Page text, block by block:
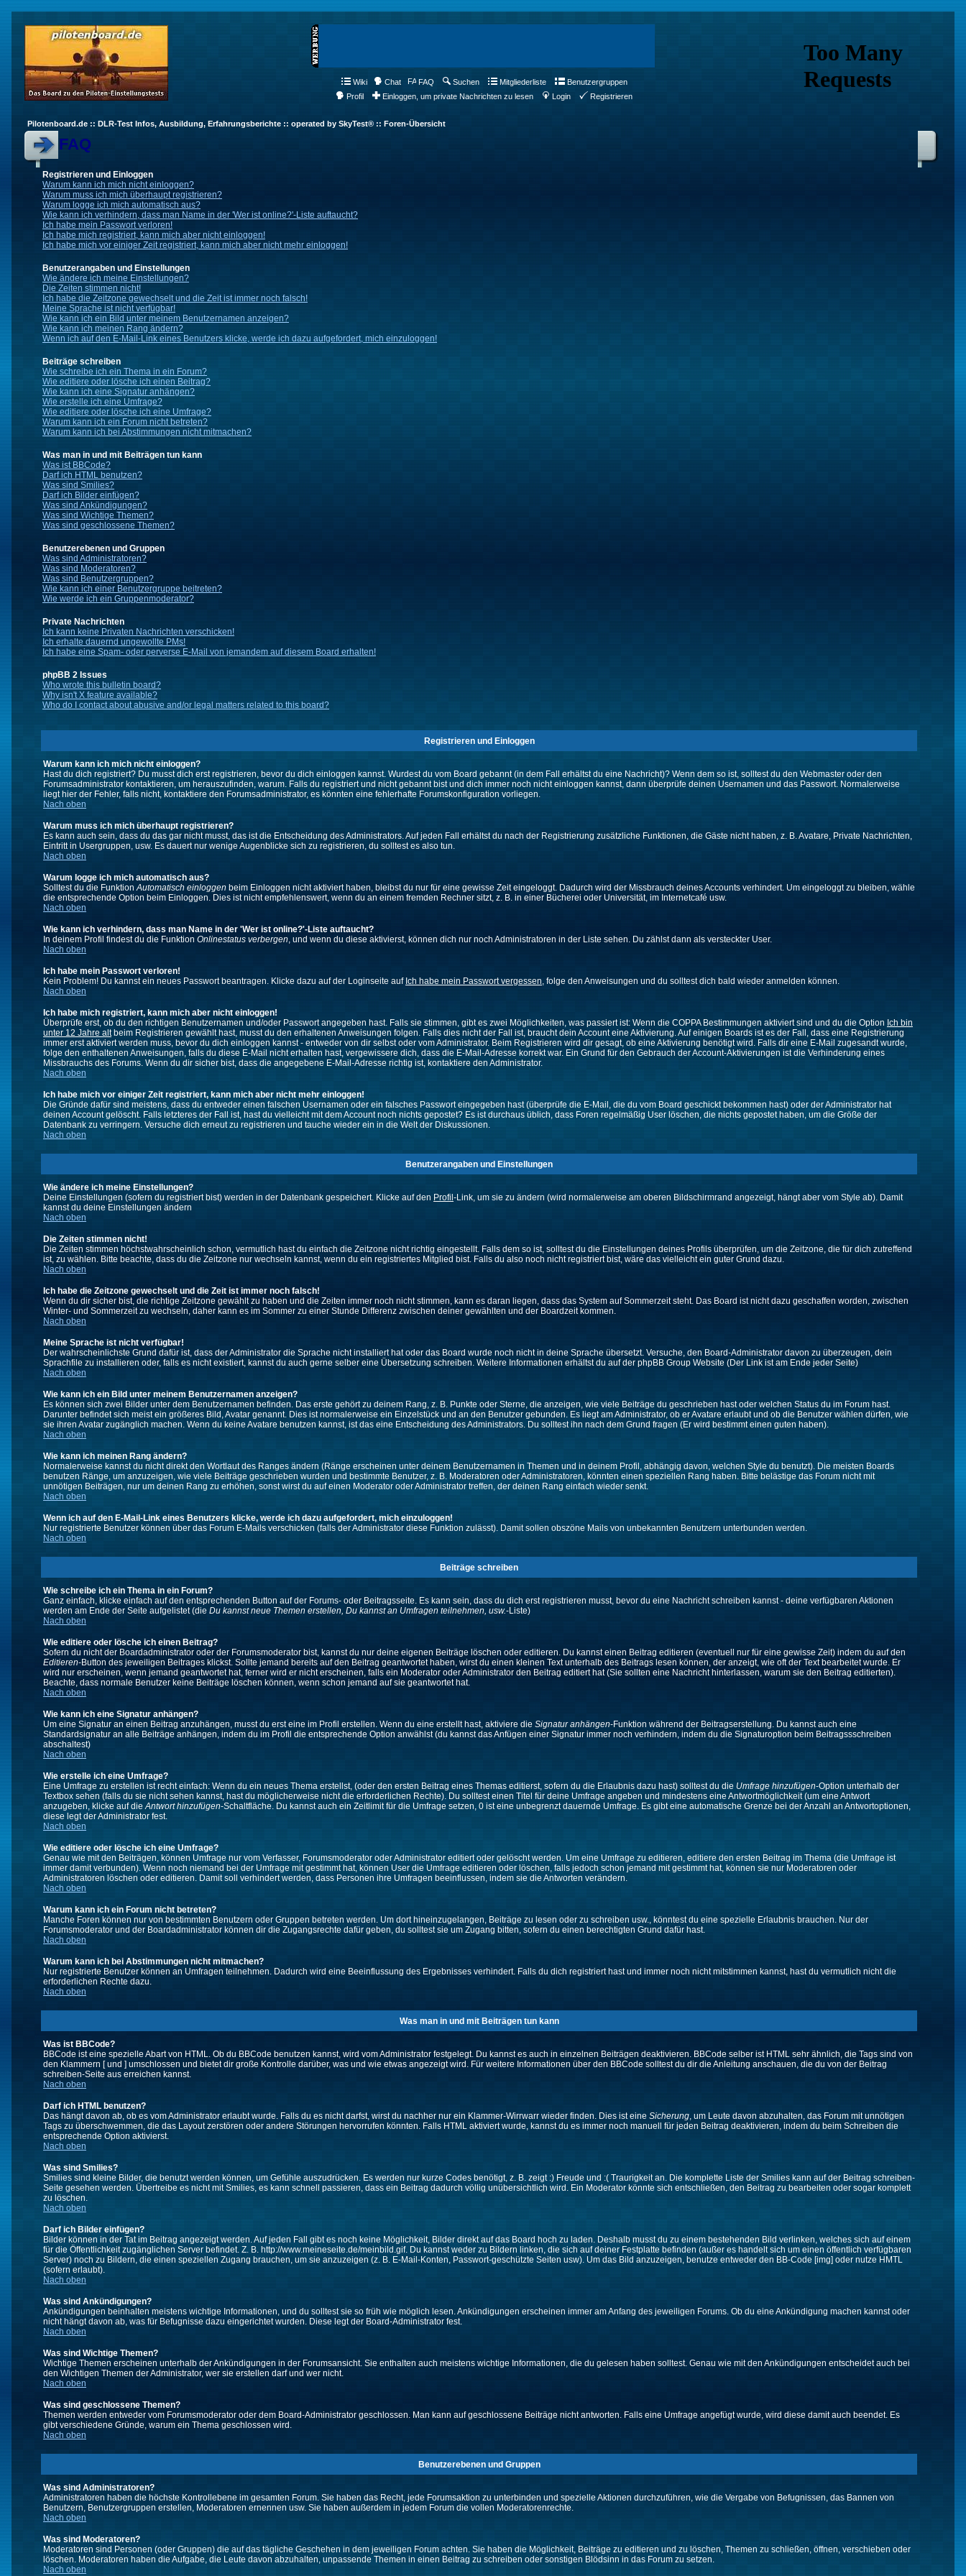
Wiki Chat FAQ Suchen Mitgliederliste
Benutzergruppen
Profil
Einloggen, um private Nachrichten zu lesen Login Registrieren
Pilotenboard.de :: DLR-Test Infos, Ausbildung, Erfahrungsberichte :: operated by SkyTest® :: Foren-Übersicht
FAQ
Registrieren und Einloggen
Warum kann ich mich nicht einloggen?
Warum muss ich mich überhaupt registrieren?
Warum logge ich mich automatisch aus?
Wie kann ich verhindern, dass man Name in der 'Wer ist online?'-Liste auftaucht?
Ich habe mein Passwort verloren!
Ich habe mich registriert, kann mich aber nicht einloggen!
Ich habe mich vor einiger Zeit registriert, kann mich aber nicht mehr einloggen!
Benutzerangaben und Einstellungen
Wie ändere ich meine Einstellungen?
Die Zeiten stimmen nicht!
Ich habe die Zeitzone gewechselt und die Zeit ist immer noch falsch!
Meine Sprache ist nicht verfügbar!
Wie kann ich ein Bild unter meinem Benutzernamen anzeigen?
Wie kann ich meinen Rang ändern?
Wenn ich auf den E-Mail-Link eines Benutzers klicke, werde ich dazu aufgefordert, mich einzuloggen!
Beiträge schreiben
Wie schreibe ich ein Thema in ein Forum?
Wie editiere oder lösche ich einen Beitrag?
Wie kann ich eine Signatur anhängen?
Wie erstelle ich eine Umfrage?
Wie editiere oder lösche ich eine Umfrage?
Warum kann ich ein Forum nicht betreten?
Warum kann ich bei Abstimmungen nicht mitmachen?
Was man in und mit Beiträgen tun kann
Was ist BBCode?
Darf ich HTML benutzen?
Was sind Smilies?
Darf ich Bilder einfügen?
Was sind Ankündigungen?
Was sind Wichtige Themen?
Was sind geschlossene Themen?
Benutzerebenen und Gruppen
Was sind Administratoren?
Was sind Moderatoren?
Was sind Benutzergruppen?
Wie kann ich einer Benutzergruppe beitreten?
Wie werde ich ein Gruppenmoderator?
Private Nachrichten
Ich kann keine Privaten Nachrichten verschicken!
Ich erhalte dauernd ungewollte PMs!
Ich habe eine Spam- oder perverse E-Mail von jemandem auf diesem Board erhalten!
phpBB 2 Issues
Who wrote this bulletin board?
Why isn't X feature available?
Who do I contact about abusive and/or legal matters related to this board?
Registrieren und Einloggen
Warum kann ich mich nicht einloggen?
Hast du dich registriert? Du musst dich erst registrieren, bevor du dich einloggen kannst. Wurdest du vom Board gebannt (in dem Fall erhältst du eine Nachricht)? Wenn dem so ist, solltest du den Webmaster oder den
Forumsadministrator kontaktieren, um herauszufinden, warum. Falls du registriert und nicht gebannt bist und dich immer noch nicht einloggen kannst, dann überprüfe deinen Usernamen und das Passwort. Normalerweise
liegt hier der Fehler, falls nicht, kontaktiere den Forumsadministrator, es könnten eine fehlerhafte Forumskonfiguration vorliegen.
Nach oben
Warum muss ich mich überhaupt registrieren?
Es kann auch sein, dass du das gar nicht musst, das ist die Entscheidung des Administrators. Auf jeden Fall erhältst du nach der Registrierung zusätzliche Funktionen, die Gäste nicht haben, z. B. Avatare, Private Nachrichten,
Eintritt in Usergruppen, usw. Es dauert nur wenige Augenblicke sich zu registrieren, du solltest es also tun.
Nach oben
Warum logge ich mich automatisch aus?
Solltest du die FunktionAutomatisch einloggen beim Einloggen nicht aktiviert haben, bleibst du nur für eine gewisse Zeit eingeloggt. Dadurch wird der Missbrauch deines Accounts verhindert. Um eingeloggt zu bleiben, wähle
die entsprechende Option beim Einloggen. Dies ist nicht empfehlenswert, wenn du an einem fremden Rechner sitzt, z. B. in einer Bücherei oder Universität, im Internetcafé usw.
Nach oben
Wie kann ich verhindern, dass man Name in der 'Wer ist online?'-Liste auftaucht?
In deinem Profil findest du die Funktion Onlinestatus verbergen, und wenn du diese aktivierst, können dich nur noch Administratoren in der Liste sehen. Du zählst dann als versteckter User.
Nach oben
Ich habe mein Passwort verloren!
Kein Problem! Du kannst ein neues Passwort beantragen. Klicke dazu auf der Loginseite auf Ich habe mein Passwort vergessen, folge den Anweisungen und du solltest dich bald wieder anmelden können.
Nach oben
Ich habe mich registriert, kann mich aber nicht einloggen!
Überprüfe erst, ob du den richtigen Benutzernamen und/oder Passwort angegeben hast. Falls sie stimmen, gibt es zwei Möglichkeiten, was passiert ist: Wenn die COPPA Bestimmungen aktiviert sind und du die Option Ich bin
unter 12 Jahre altbeim Registrieren gewählt hast, musst du den erhaltenen Anweisungen folgen. Falls dies nicht der Fall ist, braucht dein Account eine Aktivierung. Auf einigen Boards ist es der Fall, dass eine Registrierung
immer erst aktiviert werden muss, bevor du dich einloggen kannst - entweder von dir selbst oder vom Administrator. Beim Registrieren wird dir gesagt, ob eine Aktivierung benötigt wird. Falls dir eine E-Mail zugesandt wurde,
folge den enthaltenen Anweisungen, falls du diese E-Mail nicht erhalten hast, vergewissere dich, dass die E-Mail-Adresse korrekt war. Ein Grund für den Gebrauch der Account-Aktivierungen ist die Verhinderung eines
Missbrauchs des Forums. Wenn du dir sicher bist, dass die angegebene E-Mail-Adresse richtig ist, kontaktiere den Administrator.
Nach oben
Ich habe mich vor einiger Zeit registriert, kann mich aber nicht mehr einloggen!
Die Gründe dafür sind meistens, dass du entweder einen falschen Usernamen oder ein falsches Passwort eingegeben hast (überprüfe die E-Mail, die du vom Board geschickt bekommen hast) oder der Administrator hat
deinen Account gelöscht. Falls letzteres der Fall ist, hast du vielleicht mit dem Account noch nichts gepostet? Es ist durchaus üblich, dass Foren regelmäßig User löschen, die nichts gepostet haben, um die Größe der
Datenbank zu verringern. Versuche dich erneut zu registrieren und tauche wieder ein in die Welt der Diskussionen.
Nach oben
Benutzerangaben und Einstellungen
Wie ändere ich meine Einstellungen?
Deine Einstellungen (sofern du registriert bist) werden in der Datenbank gespeichert. Klicke auf den Profil -Link, um sie zu ändern (wird normalerweise am oberen Bildschirmrand angezeigt, hängt aber vom Style ab). Damit
kannst du deine Einstellungen ändern
Nach oben
Die Zeiten stimmen nicht!
Die Zeiten stimmen höchstwahrscheinlich schon, vermutlich hast du einfach die Zeitzone nicht richtig eingestellt. Falls dem so ist, solltest du die Einstellungen deines Profils überprüfen, um die Zeitzone, die für dich zutreffend
ist, zu wählen. Bitte beachte, dass du die Zeitzone nur wechseln kannst, wenn du ein registriertes Mitglied bist. Falls du also noch nicht registriert bist, wäre das vielleicht ein guter Grund dazu.
Nach oben
Ich habe die Zeitzone gewechselt und die Zeit ist immer noch falsch!
Wenn du dir sicher bist, die richtige Zeitzone gewählt zu haben und die Zeiten immer noch nicht stimmen, kann es daran liegen, dass das System auf Sommerzeit steht. Das Board ist nicht dazu geschaffen worden, zwischen
Winter- und Sommerzeit zu wechseln, daher kann es im Sommer zu einer Stunde Differenz zwischen deiner gewählten und der Boardzeit kommen.
Nach oben
Meine Sprache ist nicht verfügbar!
Der wahrscheinlichste Grund dafür ist, dass der Administrator die Sprache nicht installiert hat oder das Board wurde noch nicht in deine Sprache übersetzt. Versuche, den Board-Administrator davon zu überzeugen, dein
Sprachfile zu installieren oder, falls es nicht existiert, kannst du auch gerne selber eine Übersetzung schreiben. Weitere Informationen erhältst du auf der phpBB Group Website (Der Link ist am Ende jeder Seite)
Nach oben
Wie kann ich ein Bild unter meinem Benutzernamen anzeigen?
Es können sich zwei Bilder unter dem Benutzernamen befinden. Das erste gehört zu deinem Rang, z. B. Punkte oder Sterne, die anzeigen, wie viele Beiträge du geschrieben hast oder welchen Status du im Forum hast.
Darunter befindet sich meist ein größeres Bild, Avatar genannt. Dies ist normalerweise ein Einzelstück und an den Benutzer gebunden. Es liegt am Administrator, ob er Avatare erlaubt und ob die Benutzer wählen dürfen, wie
sie ihren Avatar zugänglich machen. Wenn du keine Avatare benutzen kannst, ist das eine Entscheidung des Administrators. Du solltest ihn nach dem Grund fragen (Er wird bestimmt einen guten haben).
Nach oben
Wie kann ich meinen Rang ändern?
Normalerweise kannst du nicht direkt den Wortlaut des Ranges ändern (Ränge erscheinen unter deinem Benutzernamen in Themen und in deinem Profil, abhängig davon, welchen Style du benutzt). Die meisten Boards
benutzen Ränge, um anzuzeigen, wie viele Beiträge geschrieben wurden und bestimmte Benutzer, z. B. Moderatoren oder Administratoren, könnten einen speziellen Rang haben. Bitte belästige das Forum nicht mit
unnötigen Beiträgen, nur um deinen Rang zu erhöhen, sonst wirst du auf einen Moderator oder Administrator treffen, der deinen Rang einfach wieder senkt.
Nach oben
Wenn ich auf den E-Mail-Link eines Benutzers klicke, werde ich dazu aufgefordert, mich einzuloggen!
Nur registrierte Benutzer können über das Forum E-Mails verschicken (falls der Administrator diese Funktion zulässt). Damit sollen obszöne Mails von unbekannten Benutzern unterbunden werden.
Nach oben
Beiträge schreiben
Wie schreibe ich ein Thema in ein Forum?
Ganz einfach, klicke einfach auf den entsprechenden Button auf der Forums- oder Beitragsseite. Es kann sein, dass du dich erst registrieren musst, bevor du eine Nachricht schreiben kannst - deine verfügbaren Aktionen
werden am Ende der Seite aufgelistet (die Du kannst neue Themen erstellen, Du kannst an Umfragen teilnehmen, usw.-Liste)
Nach oben
Wie editiere oder lösche ich einen Beitrag?
Sofern du nicht der Boardadministrator oder der Forumsmoderator bist, kannst du nur deine eigenen Beiträge löschen oder editieren. Du kannst einen Beitrag editieren (eventuell nur für eine gewisse Zeit) indem du auf den
Editieren-Button des jeweiligen Beitrages klickst. Sollte jemand bereits auf den Beitrag geantwortet haben, wirst du einen kleinen Text unterhalb des Beitrags lesen können, der anzeigt, wie oft der Text bearbeitet wurde. Er
wird nur erscheinen, wenn jemand geantwortet hat, ferner wird er nicht erscheinen, falls ein Moderator oder Administrator den Beitrag editiert hat (Sie sollten eine Nachricht hinterlassen, warum sie den Beitrag editierten).
Beachte, dass normale Benutzer keine Beiträge löschen können, wenn schon jemand auf sie geantwortet hat.
Nach oben
Wie kann ich eine Signatur anhängen?
Um eine Signatur an einen Beitrag anzuhängen, musst du erst eine im Profil erstellen. Wenn du eine erstellt hast, aktiviere die Signatur anhängen-Funktion während der Beitragserstellung. Du kannst auch eine
Standardsignatur an alle Beiträge anhängen, indem du im Profil die entsprechende Option anwählst (du kannst das Anfügen einer Signatur immer noch verhindern, indem du die Signaturoption beim Beitragssschreiben
abschaltest)
Nach oben
Wie erstelle ich eine Umfrage?
Eine Umfrage zu erstellen ist recht einfach: Wenn du ein neues Thema erstellst, (oder den ersten Beitrag eines Themas editierst, sofern du die Erlaubnis dazu hast) solltest du die Umfrage hinzufügen-Option unterhalb der
Textbox sehen (falls du sie nicht sehen kannst, hast du möglicherweise nicht die erforderlichen Rechte). Du solltest einen Titel für deine Umfrage angeben und mindestens eine Antwortmöglichkeit (um eine Antwort
anzugeben, klicke auf dieAntwort hinzufügen-Schaltfläche. Du kannst auch ein Zeitlimit für die Umfrage setzen, 0 ist eine unbegrenzt dauernde Umfrage. Es gibt eine automatische Grenze bei der Anzahl an Antwortoptionen,
diese legt der Administrator fest.
Nach oben
Wie editiere oder lösche ich eine Umfrage?
Genau wie mit den Beiträgen, können Umfrage nur vom Verfasser, Forumsmoderator oder Administrator editiert oder gelöscht werden. Um eine Umfrage zu editieren, editiere den ersten Beitrag im Thema (die Umfrage ist
immer damit verbunden). Wenn noch niemand bei der Umfrage mit gestimmt hat, können User die Umfrage editieren oder löschen, falls jedoch schon jemand mit gestimmt hat, können sie nur Moderatoren oder
Administratoren löschen oder editieren. Damit soll verhindert werden, dass Personen ihre Umfragen beeinflussen, indem sie die Antworten verändern.
Nach oben
Warum kann ich ein Forum nicht betreten?
Manche Foren können nur von bestimmten Benutzern oder Gruppen betreten werden. Um dort hineinzugelangen, Beiträge zu lesen oder zu schreiben usw., könntest du eine spezielle Erlaubnis brauchen. Nur der
Forumsmoderator und der Boardadministrator können dir die Zugangsrechte dafür geben, du solltest sie um Zugang bitten, sofern du einen berechtigten Grund dafür hast.
Nach oben
Warum kann ich bei Abstimmungen nicht mitmachen?
Nur registrierte Benutzer können an Umfragen teilnehmen. Dadurch wird eine Beeinflussung des Ergebnisses verhindert. Falls du dich registriert hast und immer noch nicht mitstimmen kannst, hast du vermutlich nicht die
erforderlichen Rechte dazu.
Nach oben
Was man in und mit Beiträgen tun kann
Was ist BBCode?
BBCode ist eine spezielle Abart von HTML. Ob du BBCode benutzen kannst, wird vom Administrator festgelegt. Du kannst es auch in einzelnen Beiträgen deaktivieren. BBCode selber ist HTML sehr ähnlich, die Tags sind von
den Klammern [ und ] umschlossen und bietet dir große Kontrolle darüber, was und wie etwas angezeigt wird. Für weitere Informationen über den BBCode solltest du dir die Anleitung anschauen, die du von der Beitrag
schreiben-Seite aus erreichen kannst.
Nach oben
Darf ich HTML benutzen?
Das hängt davon ab, ob es vom Administrator erlaubt wurde. Falls du es nicht darfst, wirst du nachher nur ein Klammer-Wirrwarr wieder finden. Dies ist eine Sicherung, um Leute davon abzuhalten, das Forum mit unnötigen
Tags zu überschwemmen, die das Layout zerstören oder andere Störungen hervorrufen könnten. Falls HTML aktiviert wurde, kannst du es immer noch manuell für jeden Beitrag deaktivieren, indem du beim Schreiben die
entsprechende Option aktivierst.
Nach oben
Was sind Smilies?
Smilies sind kleine Bilder, die benutzt werden können, um Gefühle auszudrücken. Es werden nur kurze Codes benötigt, z. B. zeigt :) Freude und :( Traurigkeit an. Die komplette Liste der Smilies kann auf der Beitrag schreiben-
Seite gesehen werden. Übertreibe es nicht mit Smilies, es kann schnell passieren, dass ein Beitrag dadurch völlig unübersichtlich wird. Ein Moderator könnte sich entschließen, den Beitrag zu bearbeiten oder sogar komplett
zu löschen.
Nach oben
Darf ich Bilder einfügen?
Bilder können in der Tat im Beitrag angezeigt werden. Auf jeden Fall gibt es noch keine Möglichkeit, Bilder direkt auf das Board hoch zu laden. Deshalb musst du zu einem bestehenden Bild verlinken, welches sich auf einem
für die Öffentlichkeit zugänglichen Server befindet. Z. B. http://www.meineseite.de/meinbild.gif. Du kannst weder zu Bildern linken, die sich auf deiner Festplatte befinden (außer es handelt sich um einen öffentlich verfügbaren
Server) noch zu Bildern, die einen speziellen Zugang brauchen, um sie anzuzeigen (z. B. E-Mail-Konten, Passwort-geschützte Seiten usw). Um das Bild anzuzeigen, benutze entweder den BB-Code [img] oder nutze HMTL
(sofern erlaubt).
Nach oben
Was sind Ankündigungen?
Ankündigungen beinhalten meistens wichtige Informationen, und du solltest sie so früh wie möglich lesen. Ankündigungen erscheinen immer am Anfang des jeweiligen Forums. Ob du eine Ankündigung machen kannst oder
nicht hängt davon ab, was für Befugnisse dazu eingerichtet wurden. Diese legt der Board-Administrator fest.
Nach oben
Was sind Wichtige Themen?
Wichtige Themen erscheinen unterhalb der Ankündigungen in der Forumsansicht. Sie enthalten auch meistens wichtige Informationen, die du gelesen haben solltest. Genau wie mit den Ankündigungen entscheidet auch bei
den Wichtigen Themen der Administrator, wer sie erstellen darf und wer nicht.
Nach oben
Was sind geschlossene Themen?
Themen werden entweder vom Forumsmoderator oder dem Board-Administrator geschlossen. Man kann auf geschlossene Beiträge nicht antworten. Falls eine Umfrage angefügt wurde, wird diese damit auch beendet. Es
gibt verschiedene Gründe, warum ein Thema geschlossen wird.
Nach oben
Benutzerebenen und Gruppen
Was sind Administratoren?
Administratoren haben die höchste Kontrollebene im gesamten Forum. Sie haben das Recht, jede Forumsaktion zu unterbinden und spezielle Aktionen durchzuführen, wie die Vergabe von Befugnissen, das Bannen von
Benutzern, Benutzergruppen erstellen, Moderatoren ernennen usw. Sie haben außerdem in jedem Forum die vollen Moderatorenrechte.
Nach oben
Was sind Moderatoren?
Moderatoren sind Personen (oder Gruppen) die auf das tägliche Geschehen in dem jeweiligen Forum achten. Sie haben die Möglichkeit, Beiträge zu editieren und zu löschen, Themen zu schließen, öffnen, verschieben oder
löschen. Moderatoren haben die Aufgabe, die Leute davon abzuhalten, unpassende Themen in einen Beitrag zu schreiben oder sonstigen Blödsinn in das Forum zu setzen.
Nach oben